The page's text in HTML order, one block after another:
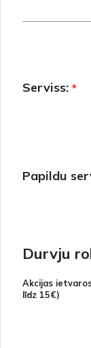
Serviss: *
Papildu
Durvju
Akcijas
līdz 15€)